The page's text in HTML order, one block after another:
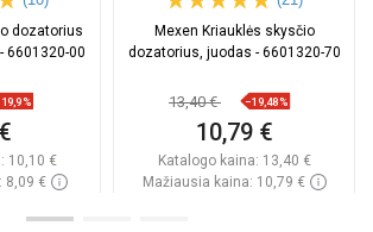
dozatorius
6601320-00
10,10 €
8,09 €
Mexen Kriauklės skysčio
dozatorius, juodas - 6601320-70
13,40 € −19,48%
10,79 €
Katalogo kaina: 13,40 €
Mažiausia kaina: 10,79 €